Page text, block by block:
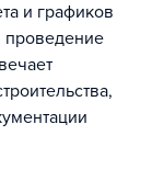
и графиков
проведение